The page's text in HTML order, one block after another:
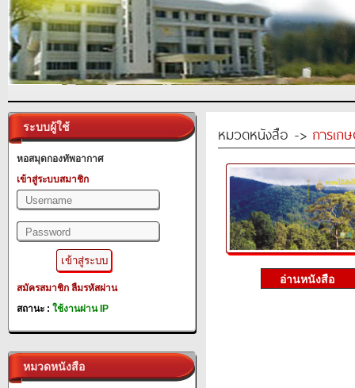
ระบบผู้ใช้
หอสมุดกองทัพอากาศ
เข้าสู่ระบบสมาชิก
สมัครสมาชิก ลืมรหัสผ่าน
สถานะ : ใช้งานผ่าน IP
หมวดหนังสือ
หมวดหนังสือ -> การเก